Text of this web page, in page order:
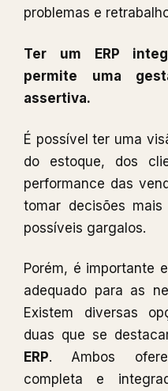
problemas e
Ter um ERP
permite uma
assertiva.
É possível ter uma
do estoque, dos
performance das
tomar decisões
possíveis gargalos.
Porém, é importante
adequado para as
Existem diversas
duas que se
ERP. Ambos
completa e